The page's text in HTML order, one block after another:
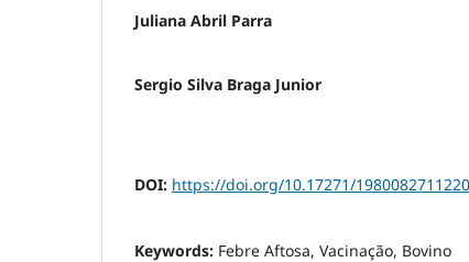
Juliana Abril Parra
Sergio Silva Braga Junior
DOI: https://doi.org/10.17271/
Keywords: Febre Aftosa, Vacinação, Bovino